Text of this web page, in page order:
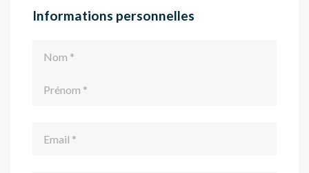
Informations personnelles